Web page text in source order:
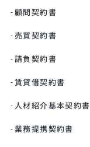
顧問契約書
売買契約書
請負契約書
賃貸借契約書
人材紹介基本契約書
業務提携契約書